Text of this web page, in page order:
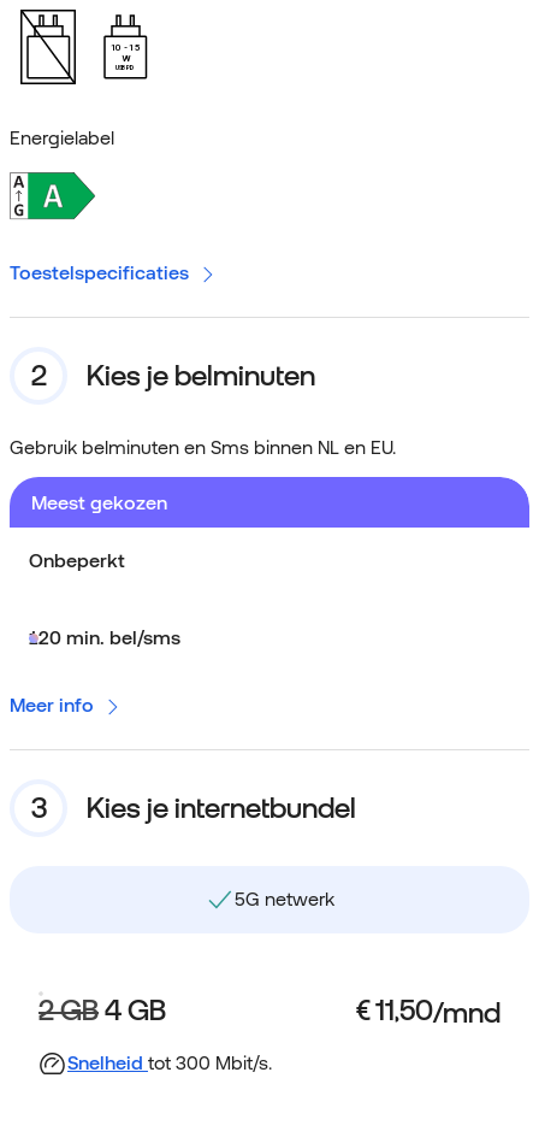
10
15
W
USB PD
Energielabel
Toestelspecificaties
Kies je belminuten
Gebruik belminuten en Sms binnen NL en EU.
Meest gekozen
Onbeperkt
120 min. bel/sms
Meer info
Kies je internetbundel
Gebruik data binnen NL en EU
2 GB4 GB
Snelheid tot 300 Mbit/s.